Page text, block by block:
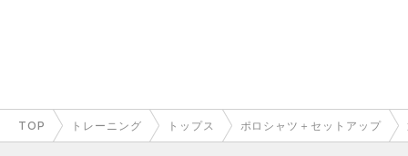
TOP トレーニング トップス ポロシャツ＋セットアップ